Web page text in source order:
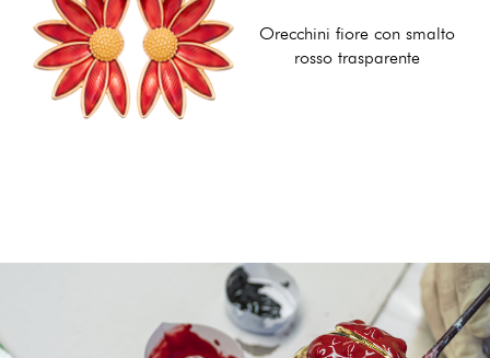
Orecchini fiore con smalto
rosso trasparente